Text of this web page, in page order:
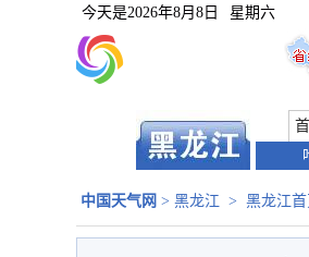
今天是2026年8月8日 星期六
中国天气网 > 黑龙江 > 黑龙江首